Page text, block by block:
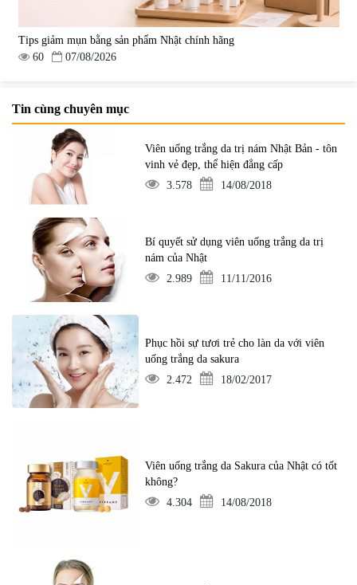
Tips giảm mụn bằng sản phẩm Nhật chính hãng
60
07/08/2026
Tin cùng chuyên mục
Viên uống trắng da trị nám Nhật Bản - tôn
vinh vẻ đẹp, thể hiện đẳng cấp
3.578
14/08/2018
Bí quyết sử dụng viên uống trắng da trị
nám của Nhật
2.989
11/11/2016
Phục hồi sự tươi trẻ cho làn da với viên
uống trắng da sakura
2.472
18/02/2017
Viên uống trắng da Sakura của Nhật có tốt
không?
4.304
14/08/2018